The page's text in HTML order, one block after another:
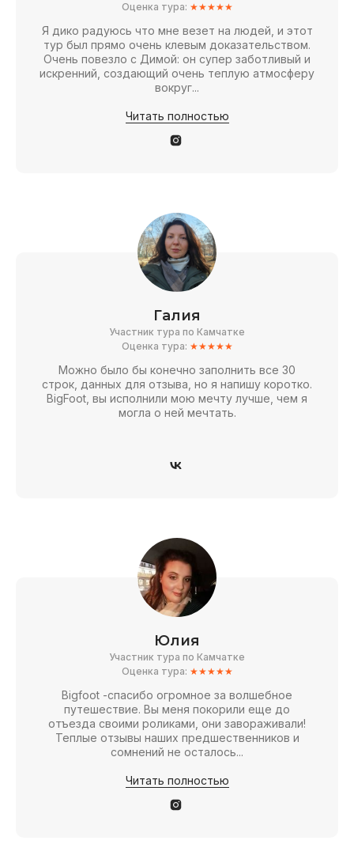
Оценка тура: ★★★★★
Я дико радуюсь что мне везет на людей, и этот
тур был прямо очень клевым доказательством.
Очень повезло с Димой: он супер заботливый и
искренний, создающий очень теплую атмосферу
вокруг...
Читать полностью
Галия
Участник тура по Камчатке
Оценка тура: ★★★★★
Можно было бы конечно заполнить все 30
строк, данных для отзыва, но я напишу коротко.
BigFoot, вы исполнили мою мечту лучше, чем я
могла о ней мечтать.
Юлия
Участник тура по Камчатке
Оценка тура: ★★★★★
Bigfoot -спасибо огромное за волшебное
путешествие. Вы меня покорили еще до
отъезда своими роликами, они завораживали!
Теплые отзывы наших предшественников и
сомнений не осталось...
Читать полностью